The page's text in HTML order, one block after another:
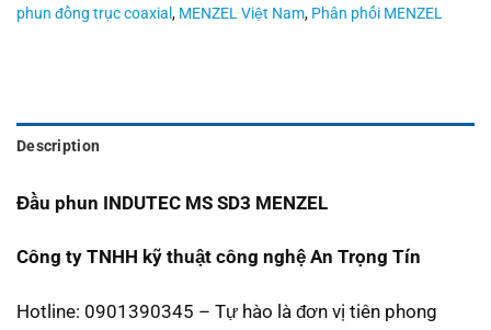
phun đồng trục coaxial , MENZEL Việt Nam, Phân phối MENZEL
Description
Đầu phun INDUTEC MS SD3 MENZEL
Công ty TNHH kỹ thuật công nghệ An Trọng Tín
Hotline: 0901390345 – Tự hào là đơn vị tiên phong